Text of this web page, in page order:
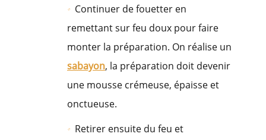
Continuer de fouetter en
remettant sur feu doux pour faire
monter la préparation. On réalise un
sabayon, la préparation doit devenir
une mousse crémeuse, épaisse et
onctueuse.
Retirer ensuite du feu et